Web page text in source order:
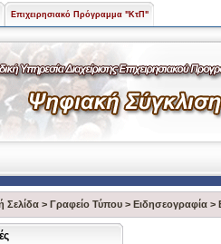
Επιχειρησιακό Πρόγραμμα "ΚτΠ"
Σελίδα > Γραφείο Τύπου > Ειδησεογραφία >